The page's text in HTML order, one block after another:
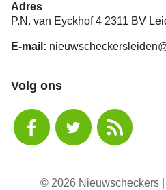
Adres
P.N. van Eyckhof 4 2311 BV
E-mail:
Volg ons
© 2026 Nieuwscheckers